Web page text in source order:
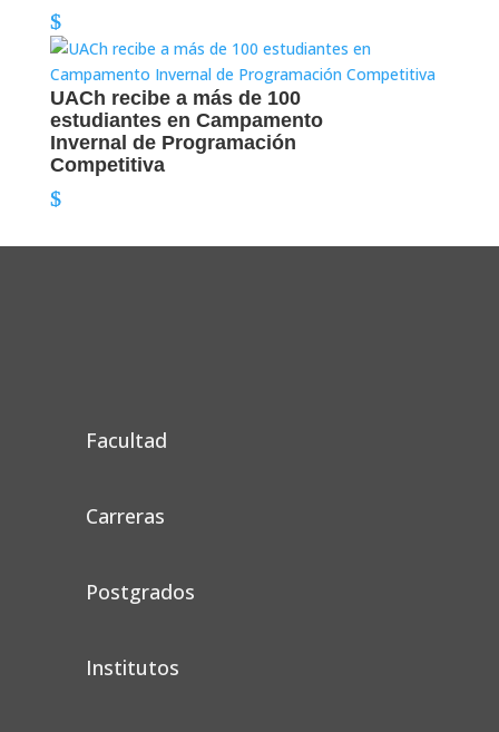
UACh recibe a más de 100
estudiantes en Campamento
Invernal de Programación
Competitiva
Facultad
Carreras
Postgrados
Institutos